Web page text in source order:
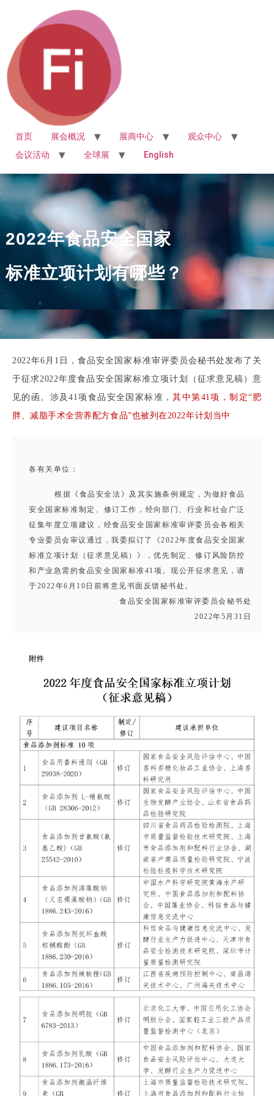
首页 展会概况 展商中心
观众中心
会议活动
全球展 English
2022年食品安全国家
标准立项计划有哪些？
2022年6月1日，食品安全国家标准审评委员会秘书处发布了关
于征求2022年度食品安全国家标准立项计划（征求意见稿）意
见的函。涉及41项食品安全国家标准，其中第41项，制定“肥
胖、减脂手术全营养配方食品”也被列在2022年计划当中
各有关单位：
根据《食品安全法》及其实施条例规定，为做好食品
安全国家标准制定、修订工作，经向部门、行业和社会广泛
征集年度立项建议，经食品安全国家标准审评委员会各相关
专业委员会审议通过，我委拟订了《2022年度食品安全国家
标准立项计划（征求意见稿）》，优先制定、修订风险防控
和产业急需的食品安全国家标准41项。现公开征求意见，请
于2022年6月10日前将意见书面反馈秘书处。
食品安全国家标准审评委员会秘书处
2022年5月31日